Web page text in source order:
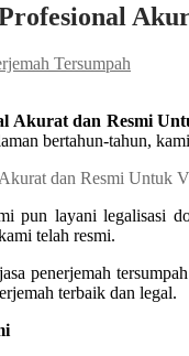
Tersumpah
Akurat dan Resmi
bertahun-tahun,
pun layani legalisasi
telah resmi.
penerjemah
terbaik dan legal.